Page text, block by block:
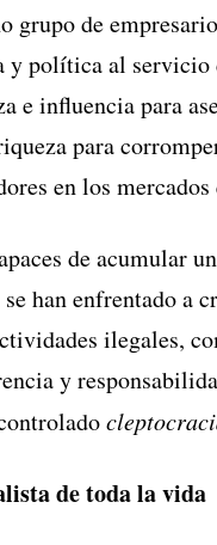
grupo de
política al servicio
e influencia para
para
en los
de acumular
han enfrentado a
ilegales,
y
de toda la vida